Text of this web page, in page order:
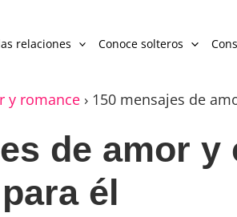
relaciones Conoce solteros
y romance › 150 mensajes de
de amor
él